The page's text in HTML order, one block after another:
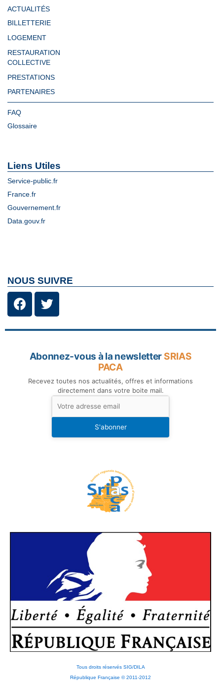
ACTUALITÉS
BILLETTERIE
LOGEMENT
RESTAURATION
COLLECTIVE
PRESTATIONS
PARTENAIRES
FAQ
Glossaire
Liens Utiles
Service-public.fr
France.fr
Gouvernement.fr
Data.gouv.fr
NOUS SUIVRE
Abonnez-vous à la newsletter SRIAS
PACA
Recevez toutes nos actualités, offres et informations
directement dans votre boite mail.
S'abonner
Tous droits réservés SIG/DILA
République Française © 2011-2012